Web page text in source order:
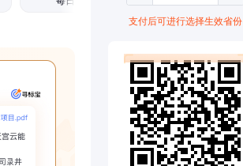
支付后可进行选择生效省份